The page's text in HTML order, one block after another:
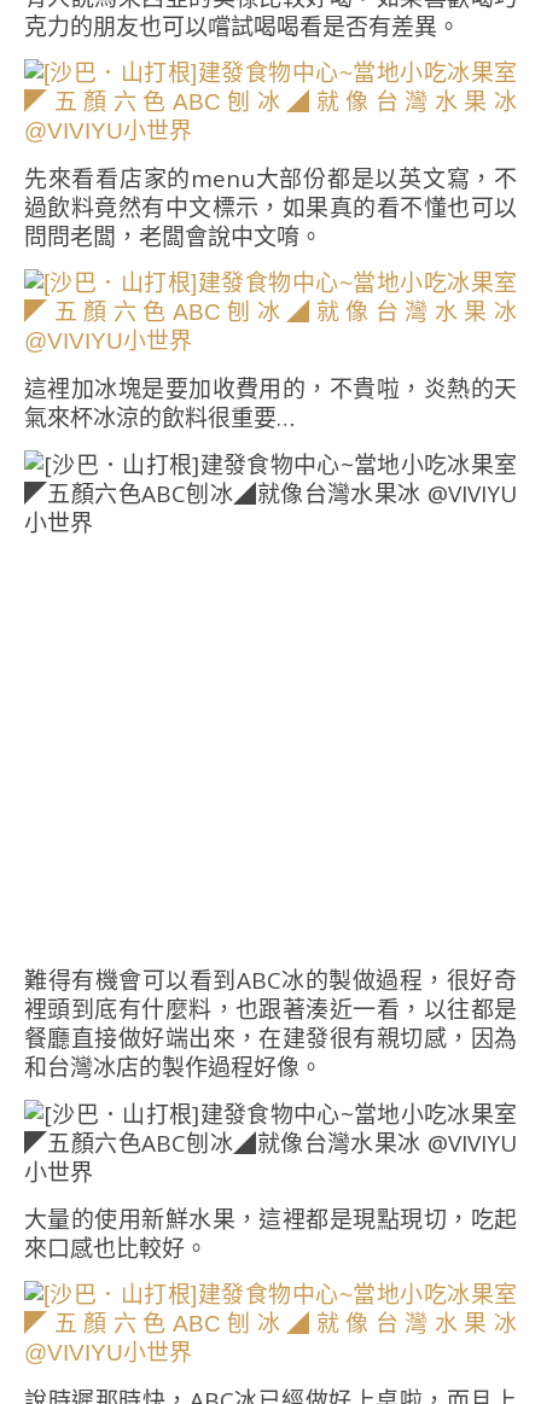
克力的朋友也可以嚐試喝喝看是否有差異。
先來看看店家的menu大部份都是以英文寫，不
過飲料竟然有中文標示，如果真的看不懂也可以
問問老闆，老闆會說中文唷。
這裡加冰塊是要加收費用的，不貴啦，炎熱的天
氣來杯冰涼的飲料很重要…
難得有機會可以看到ABC冰的製做過程，很好奇
裡頭到底有什麼料，也跟著湊近一看，以往都是
餐廳直接做好端出來，在建發很有親切感，因為
和台灣冰店的製作過程好像。
大量的使用新鮮水果，這裡都是現點現切，吃起
來口感也比較好。